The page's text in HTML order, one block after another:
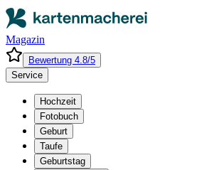
Magazin
Bewertung 4.8/5
Service
Hochzeit
Fotobuch
Geburt
Taufe
Geburtstag